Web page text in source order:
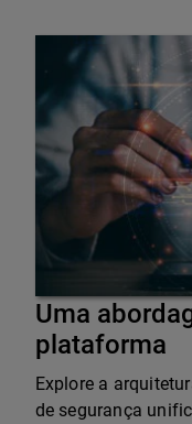
Uma
plataforma
Explore a
de segurança